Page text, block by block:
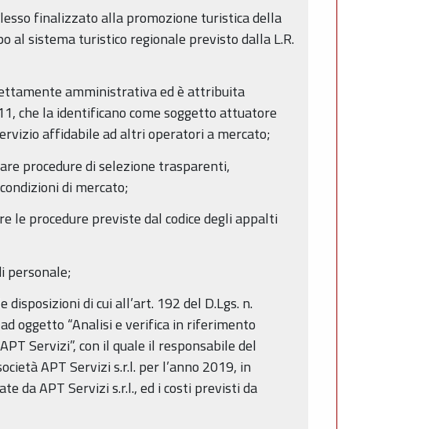
finalizzato alla promozione turistica della
al sistema turistico regionale previsto dalla L.R.
amministrativa ed è attribuita
che la identificano come soggetto attuatore
affidabile ad altri operatori a mercato;
procedure di selezione trasparenti,
di mercato;
le procedure previste dal codice degli appalti
personale;
di cui all’art. 192 del D.Lgs. n.
oggetto “Analisi e verifica in riferimento
Servizi”, con il quale il responsabile del
APT Servizi s.r.l. per l’anno 2019, in
da APT Servizi s.r.l., ed i costi previsti da